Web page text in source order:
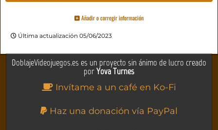
Añadir o corregir información
Última actualización 05/06/2023
DoblajeVideojuegos.es es un proyecto sin ánimo de lucro creado
porYova Turnes
Invítame a un café en Ko-Fi
Haz una donación vía PayPal